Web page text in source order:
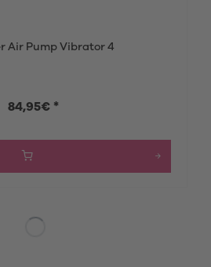
Air Pump Vibrator 4
84,95€ *